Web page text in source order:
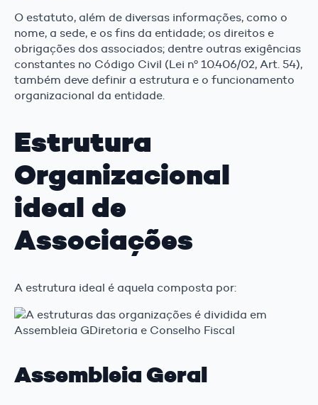
O estatuto, além de diversas informações, como o
nome, a sede, e os fins da entidade; os direitos e
obrigações dos associados; dentre outras exigências
constantes no Código Civil (Lei nº 10.406/02, Art. 54),
também deve definir a estrutura e o funcionamento
organizacional da entidade.
Estrutura
Organizacional
ideal de
Associações
A estrutura ideal é aquela composta por:
Assembleia Geral